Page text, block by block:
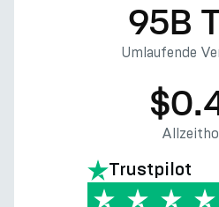
95B
Umlaufende
Trustpilot